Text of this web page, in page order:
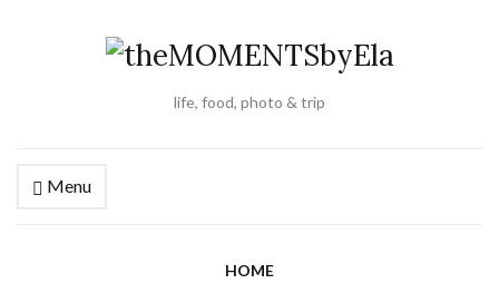
life, food, photo & trip
Menu
HOME